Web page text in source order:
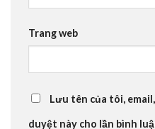
Trang web
Lưu tên của tôi,
duyệt này cho lần bình